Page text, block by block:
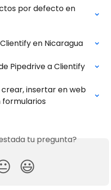
por defecto en
en Nicaragua
Pipedrive a Clientify
crear, insertar en web
formularios
tu pregunta?
😃